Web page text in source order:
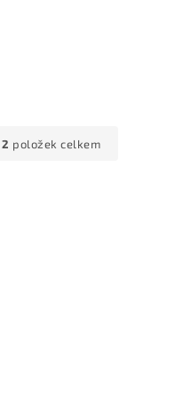
2 položek celkem